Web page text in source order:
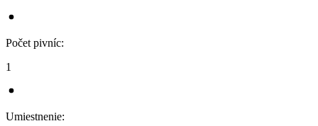
Počet pivníc:
1
Umiestnenie: